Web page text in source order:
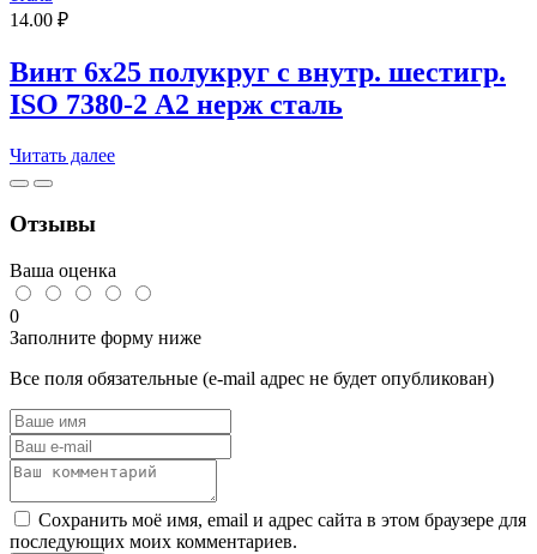
с
шестигр.
ISO
7380
цинк
14.00 ₽
Винт 6х25 полукруг с внутр. шестигр.
ISO 7380-2 А2 нерж сталь
Читать далее
Отзывы
Ваша оценка
0
Заполните форму ниже
Все поля обязательные (e-mail адрес не будет опубликован)
Сохранить моё имя, email и адрес сайта в этом браузере для
последующих моих комментариев.